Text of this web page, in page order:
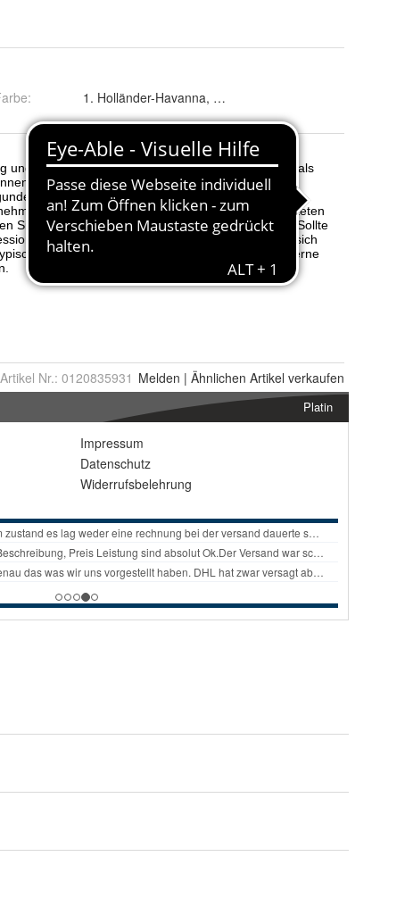
: 1. Holländer-Havanna, 2. Schecken braun, 3. Wiener
Artikel Nr.: 0120835931 Melden | Ähnlichen Artikel verkaufen
Platin
Impressum
Datenschutz
Widerrufsbelehrung